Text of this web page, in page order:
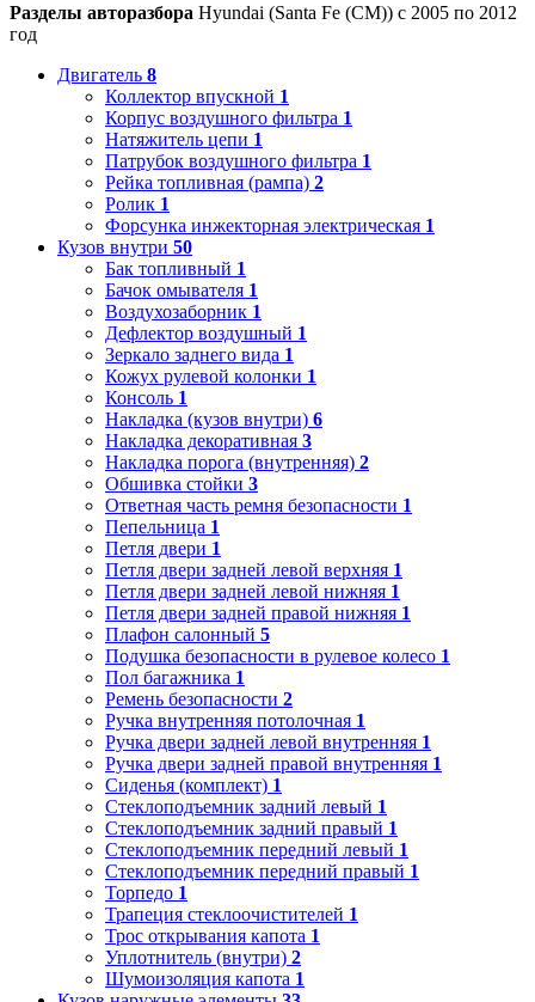
Разделы авторазбора Hyundai (Santa Fe (CM)) с 2005 по 2012
год
Двигатель 8
Коллектор впускной 1
Корпус воздушного фильтра 1
Натяжитель цепи 1
Патрубок воздушного фильтра 1
Рейка топливная (рампа) 2
Ролик 1
Форсунка инжекторная электрическая 1
Кузов внутри 50
Бак топливный 1
Бачок омывателя 1
Воздухозаборник 1
Дефлектор воздушный 1
Зеркало заднего вида 1
Кожух рулевой колонки 1
Консоль 1
Накладка (кузов внутри) 6
Накладка декоративная 3
Накладка порога (внутренняя) 2
Обшивка стойки 3
Ответная часть ремня безопасности 1
Пепельница 1
Петля двери 1
Петля двери задней левой верхняя 1
Петля двери задней левой нижняя 1
Петля двери задней правой нижняя 1
Плафон салонный 5
Подушка безопасности в рулевое колесо 1
Пол багажника 1
Ремень безопасности 2
Ручка внутренняя потолочная 1
Ручка двери задней левой внутренняя 1
Ручка двери задней правой внутренняя 1
Сиденья (комплект) 1
Стеклоподъемник задний левый 1
Стеклоподъемник задний правый 1
Стеклоподъемник передний левый 1
Стеклоподъемник передний правый 1
Торпедо 1
Трапеция стеклоочистителей 1
Трос открывания капота 1
Уплотнитель (внутри) 2
Шумоизоляция капота 1